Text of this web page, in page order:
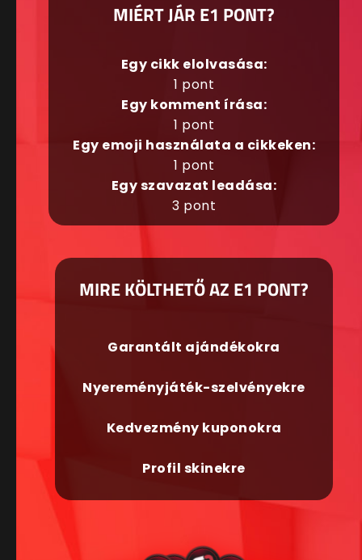
MIÉRT JÁR E1 PONT?
Egy cikk elolvasása:
1 pont
Egy komment írása:
1 pont
Egy emoji használata a cikkeken:
1 pont
Egy szavazat leadása:
3 pont
MIRE KÖLTHETŐ AZ E1 PONT?
Garantált ajándékokra
Nyereményjáték-szelvényekre
Kedvezmény kuponokra
Profil skinekre